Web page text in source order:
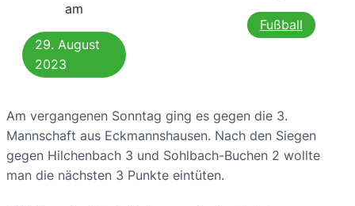
am
29. August
2023
Fußball
Am vergangenen Sonntag ging es gegen die 3.
Mannschaft aus Eckmannshausen. Nach den Siegen
gegen Hilchenbach 3 und Sohlbach-Buchen 2 wollte
man die nächsten 3 Punkte eintüten.